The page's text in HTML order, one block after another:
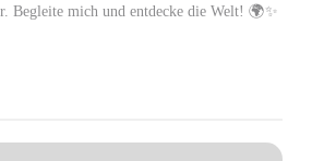
Begleite mich und entdecke die Welt! 🌍✨